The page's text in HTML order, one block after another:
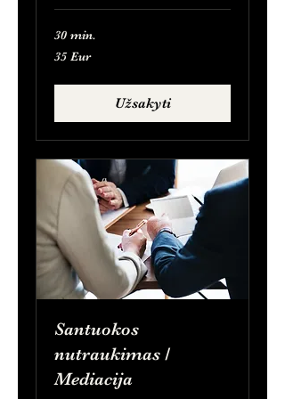
30 min.
35
Eur
35 Eur
Užsakyti
Santuokos
nutraukimas /
Mediacija